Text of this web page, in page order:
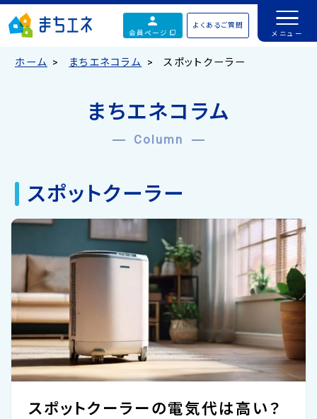
会員ページ
よくあるご質問
ホーム まちエネコラム スポットクーラー
まちエネコラム
Column
スポットクーラー
スポットクーラーの電気代は高い？